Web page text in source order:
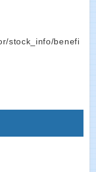
stock_info/benefi